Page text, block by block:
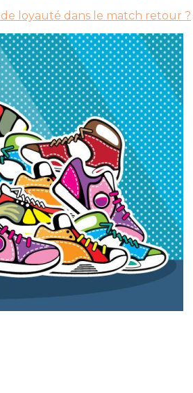
loyauté dans le match retour ?